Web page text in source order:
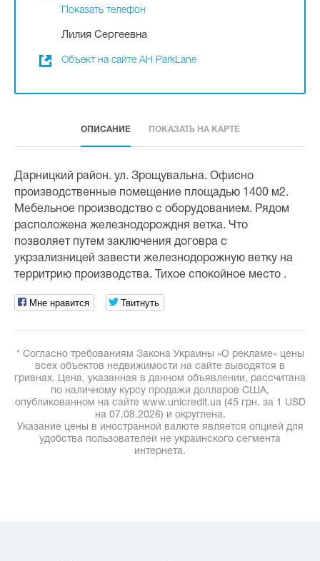
Показать телефон
Лилия Сергеевна
Объект на сайте АН ParkLane
ОПИСАНИЕ ПОКАЗАТЬ НА КАРТЕ
Дарницкий район. ул. Зрощувальна. Офисно
производственные помещение площадью 1400 м2.
Мебельное производство с оборудованием. Рядом
расположена железнодорождня ветка. Что
позволяет путем заключения договра с
укрзализницей завести железнодорожную ветку на
территрию производства. Тихое спокойное место .
Мне нравится Твитнуть
* Согласно требованиям Закона Украины «О рекламе» цены
всех объектов недвижимости на сайте выводятся в
гривнах. Цена, указанная в данном объявлении, рассчитана
по наличному курсу продажи долларов США,
опубликованном на сайте www.unicredit.ua (45 грн. за 1 USD
на 07.08.2026) и округлена.
Указание цены в иностранной валюте является опцией для
удобства пользователей не украинского сегмента
интернета.